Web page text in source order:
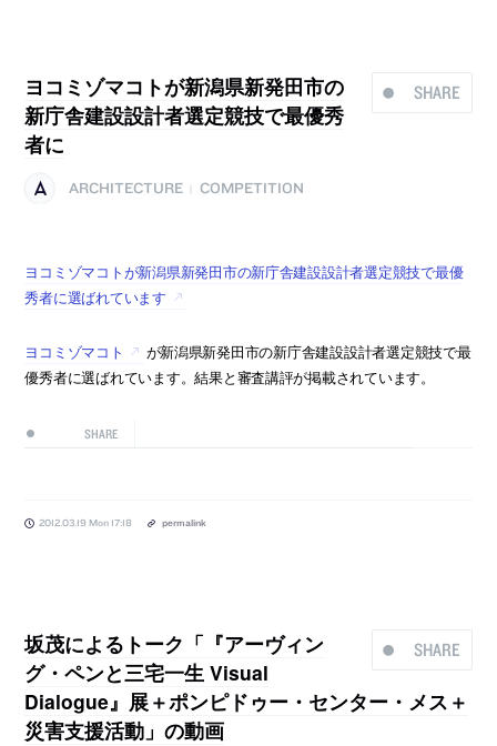
SHARE
ヨコミゾマコトが新潟県新発田市の
新庁舎建設設計者選定競技で最優秀
者に
ARCHITECTURE COMPETITION
ヨコミゾマコトが新潟県新発田市の新庁舎建設設計者選定競技で最優
秀者に選ばれています
ヨコミゾマコト
が新潟県新発田市の新庁舎建設設計者選定競技で最
優秀者に選ばれています。結果と審査講評が掲載されています。
SHARE
2012.03.19 Mon 17:18 permalink
SHARE
坂茂によるトーク「『アーヴィン
グ・ペンと三宅一生 Visual
Dialogue』展＋ポンピドゥー・センター・メス＋
災害支援活動」の動画